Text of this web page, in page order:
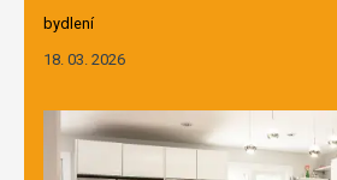
bydlení
18. 03. 2026